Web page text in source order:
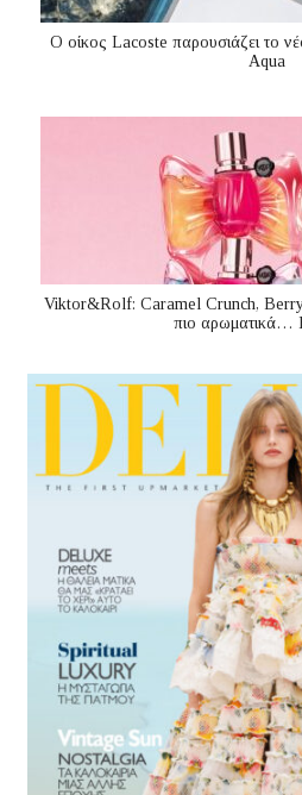
Ο οίκος Lacoste παρουσιάζει το
Aqua
Viktor&Rolf: Caramel Crunch,
πιο αρωματικά…